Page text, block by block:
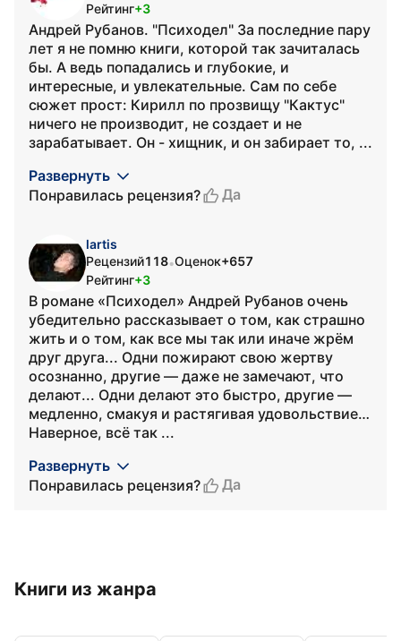
Рейтинг+3
Андрей Рубанов. "Психодел" За последние пару
лет я не помню книги, которой так зачиталась
бы. А ведь попадались и глубокие, и
интересные, и увлекательные. Сам по себе
сюжет прост: Кирилл по прозвищу "Кактус"
ничего не производит, не создает и не
зарабатывает. Он - хищник, и он забирает то, ...
Развернуть
Понравилась рецензия?
Да
lartis
Рецензий118•Оценок+657
Рейтинг+3
В романе «Психодел» Андрей Рубанов очень
убедительно рассказывает о том, как страшно
жить и о том, как все мы так или иначе жрём
друг друга... Одни пожирают свою жертву
осознанно, другие — даже не замечают, что
делают... Одни делают это быстро, другие —
медленно, смакуя и растягивая удовольствие…
Наверное, всё так ...
Развернуть
Понравилась рецензия?
Да
Книги из жанра